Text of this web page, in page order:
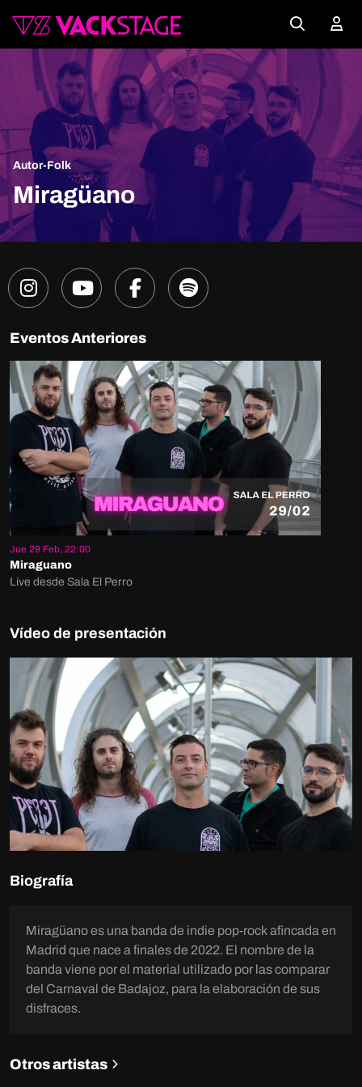
Autor-Folk
Miragüano
Eventos Anteriores
Jue 29 Feb, 22:00
Miraguano
Live desde Sala El Perro
Vídeo de presentación
Biografía
Miragüano es una banda de indie pop-rock afincada en
Madrid que nace a finales de 2022. El nombre de la
banda viene por el material utilizado por las comparar
del Carnaval de Badajoz, para la elaboración de sus
disfraces.
Otros artistas